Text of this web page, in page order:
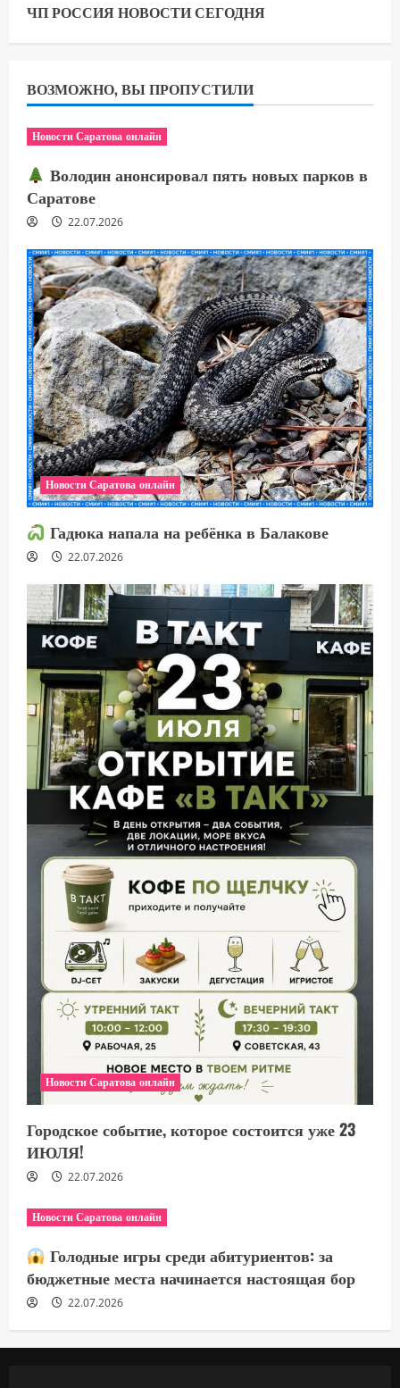
ЧП РОССИЯ НОВОСТИ СЕГОДНЯ
ВОЗМОЖНО, ВЫ ПРОПУСТИЛИ
Новости Саратова онлайн
Володин анонсировал пять новых парков в
Саратове
22.07.2026
Новости Саратова онлайн
Гадюка напала на ребёнка в Балакове
22.07.2026
Новости Саратова онлайн
Городское событие, которое состоится уже 23
ИЮЛЯ!
22.07.2026
Новости Саратова онлайн
Голодные игры среди абитуриентов: за
бюджетные места начинается настоящая бор
22.07.2026